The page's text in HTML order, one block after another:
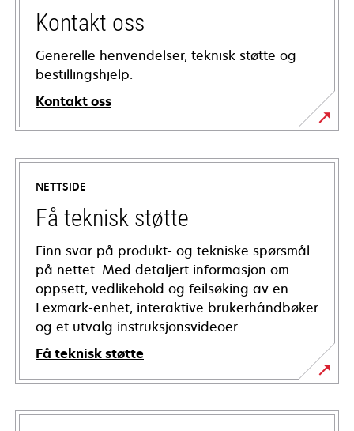
Kontakt oss
Generelle henvendelser, teknisk støtte og
bestillingshjelp.
Kontakt oss
NETTSIDE
Få teknisk støtte
Finn svar på produkt- og tekniske spørsmål
på nettet. Med detaljert informasjon om
oppsett, vedlikehold og feilsøking av en
Lexmark-enhet, interaktive brukerhåndbøker
og et utvalg instruksjonsvideoer.
Få teknisk støtte
opens
in